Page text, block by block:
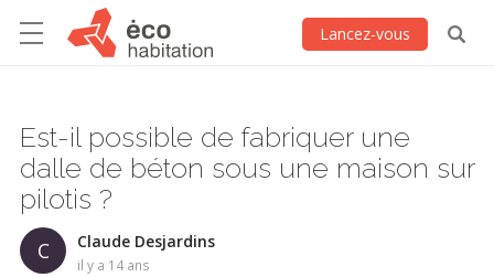
Lancez-vous
Est-il possible de fabriquer une
dalle de béton sous une maison sur
pilotis ?
C Claude Desjardins
il y a 14 ans